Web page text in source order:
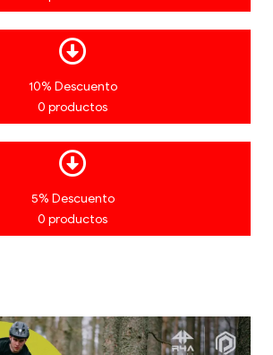
10% Descuento
0 productos
5% Descuento
0 productos